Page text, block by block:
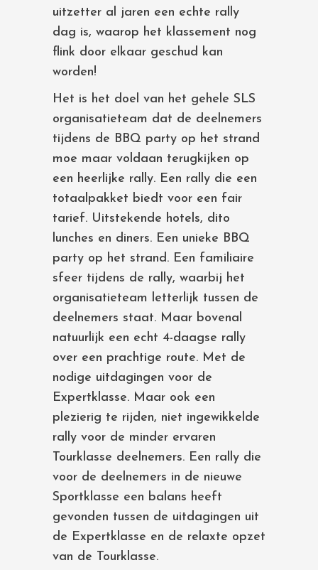
uitzetter al jaren een echte rally
dag is, waarop het klassement nog
flink door elkaar geschud kan
worden!
Het is het doel van het gehele SLS
organisatieteam dat de deelnemers
tijdens de BBQ party op het strand
moe maar voldaan terugkijken op
een heerlijke rally. Een rally die een
totaalpakket biedt voor een fair
tarief. Uitstekende hotels, dito
lunches en diners. Een unieke BBQ
party op het strand. Een familiaire
sfeer tijdens de rally, waarbij het
organisatieteam letterlijk tussen de
deelnemers staat. Maar bovenal
natuurlijk een echt 4-daagse rally
over een prachtige route. Met de
nodige uitdagingen voor de
Expertklasse. Maar ook een
plezierig te rijden, niet ingewikkelde
rally voor de minder ervaren
Tourklasse deelnemers. Een rally die
voor de deelnemers in de nieuwe
Sportklasse een balans heeft
gevonden tussen de uitdagingen uit
de Expertklasse en de relaxte opzet
van de Tourklasse.